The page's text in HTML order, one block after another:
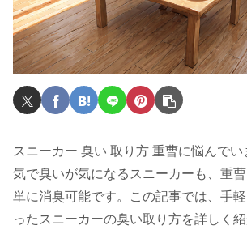
スニーカー 臭い 取り方 重曹に悩んで
気で臭いが気になるスニーカーも、重
単に消臭可能です。この記事では、手
ったスニーカーの臭い取り方を詳しく